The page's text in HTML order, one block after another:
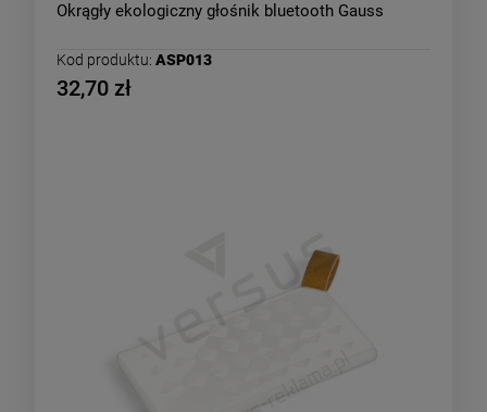
Okrągły ekologiczny głośnik bluetooth Gauss
Kod produktu: ASP013
32,70 zł